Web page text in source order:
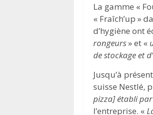
La gamme «
« Fraîch’up »
d’hygiène ont
rongeurs» et «
de stockage et
Jusqu’à
suisse Nestlé,
pizza] établi par
l’entreprise. «